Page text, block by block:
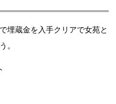
埋蔵金を入手クリアで女苑と
。